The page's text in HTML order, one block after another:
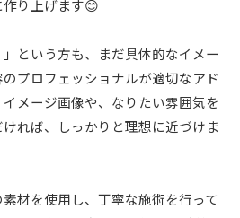
り上げます😊
」という方も、まだ具体的なイメー
プロフェッショナルが適切なアド
メージ画像や、なりたい雰囲気を
れば、しっかりと理想に近づけま
材を使用し、丁寧な施術を行って